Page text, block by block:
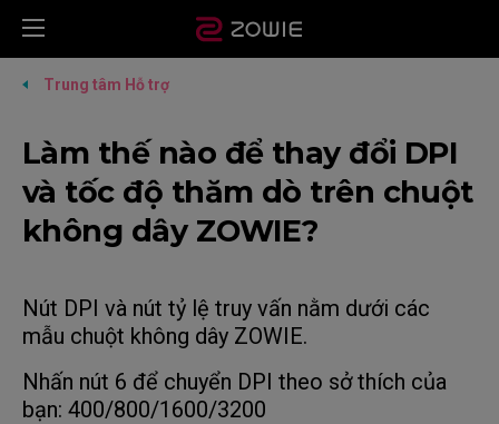
Trung tâm Hỗ trợ
Làm thế nào để thay đổi DPI
và tốc độ thăm dò trên chuột
không dây ZOWIE?
Nút DPI và nút tỷ lệ truy vấn nằm dưới các
mẫu chuột không dây ZOWIE.
Nhấn nút 6 để chuyển DPI theo sở thích của
bạn: 400/800/1600/3200